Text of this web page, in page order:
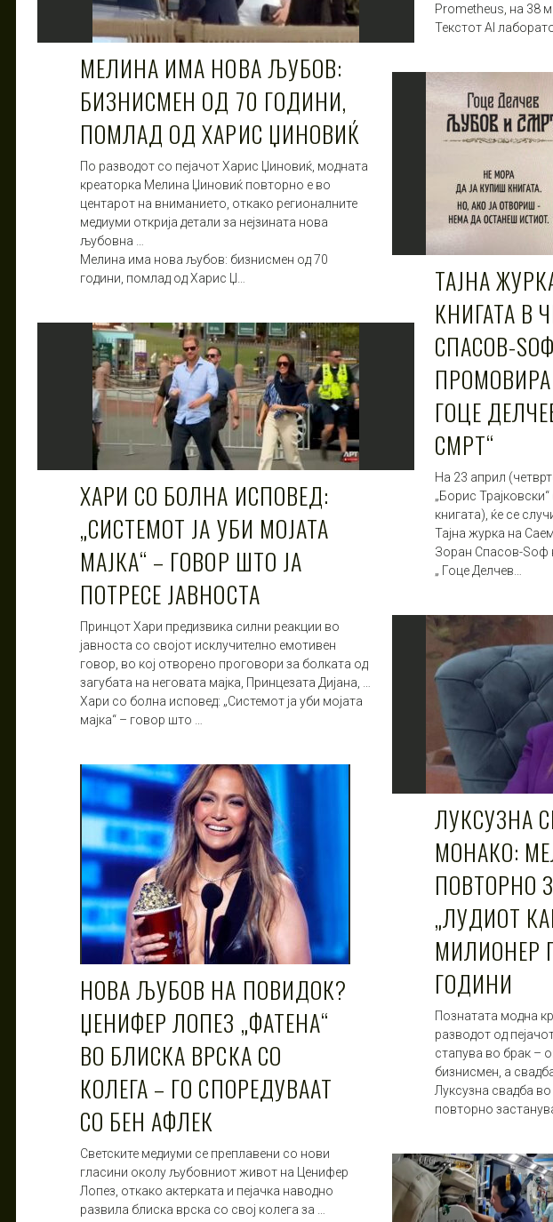
Prometheus, на 38
Текстот AI
МЕЛИНА ИМА НОВА ЉУБОВ:
БИЗНИСМЕН ОД 70 ГОДИНИ,
ПОМЛАД ОД ХАРИС ЏИНОВИЌ
По разводот со пејачот Харис Џиновиќ, модната
креаторка Мелина Џиновиќ повторно е во
центарот на вниманието, откако регионалните
медиуми открија детали за нејзината нова
љубовна …
Мелина има нова љубов: бизнисмен од 70
години, помлад од Харис Џ…
ТАЈНА
КНИГАТА В
СПАСОВ-
ГОЦЕ
СМРТ“
На 23 април
„Борис
книгата), ќе се
Тајна журка на
Зоран Спасов-Ѕоф
„ Гоце Делчев…
ХАРИ СО БОЛНА ИСПОВЕД:
„СИСТЕМОТ ЈА УБИ МОЈАТА
МАЈКА“ – ГОВОР ШТО ЈА
ПОТРЕСЕ ЈАВНОСТА
Принцот Хари предизвика силни реакции во
јавноста со својот исклучително емотивен
говор, во кој отворено проговори за болката од
загубата на неговата мајка, Принцезата Дијана, …
Хари со болна исповед: „Системот ја уби мојата
мајка“ – говор што …
ЛУКСУЗНА
МОНАКО:
ПОВТОРНО
„ЛУДИОТ
МИЛИОНЕР
ГОДИНИ
Познатата модна
разводот од
стапува во брак –
бизнисмен, а
Луксузна свадба
повторно
НОВА ЉУБОВ НА ПОВИДОК?
ЏЕНИФЕР ЛОПЕЗ „ФАТЕНА“
ВО БЛИСКА ВРСКА СО
КОЛЕГА – ГО СПОРЕДУВААТ
СО БЕН АФЛЕК
Светските медиуми се преплавени со нови
гласини околу љубовниот живот на Ценифер
Лопез, откако актерката и пејачка наводно
развила блиска врска со свој колега за …